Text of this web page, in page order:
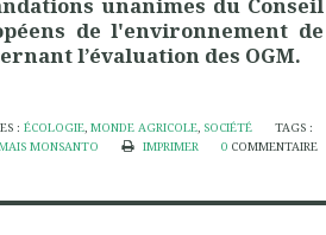
de l'environnement de
l’évaluation des OGM.
: ÉCOLOGIE, MONDE AGRICOLE, SOCIÉTÉ
TAGS :
MONSANTO IMPRIMER 0 COMMENTAIRE